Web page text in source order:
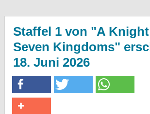
Staffel 1 von "A
Seven Kingdoms"
18. Juni 2026
Specials
SERVICE